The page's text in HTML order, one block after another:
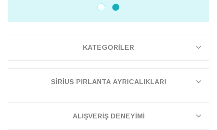
KATEGORİLER
SİRİUS PIRLANTA AYRICALIKLARI
ALIŞVERİŞ DENEYİMİ